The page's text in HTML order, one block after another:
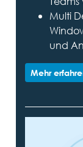
Multi
und
Mehr